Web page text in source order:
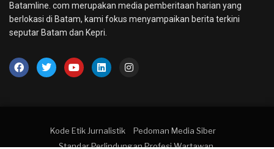
Batamline. com merupakan media pemberitaan harian yang
berlokasi di Batam, kami fokus menyampaikan berita terkini
seputar Batam dan Kepri.
Kode Etik Jurnalistik
Pedoman Media Siber
Standar Perlindungan Profesi Wartawan